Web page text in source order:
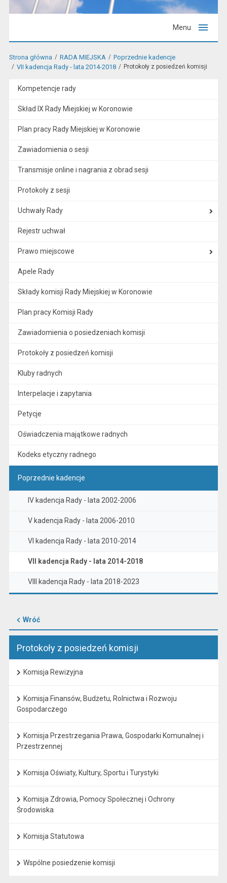
Menu
Strona główna RADA MIEJSKA
Poprzednie kadencje
VII kadencja Rady - lata 2014-2018
Protokoły z posiedzeń komisji
Kompetencje rady
Skład IX Rady Miejskiej w Koronowie
Plan pracy Rady Miejskiej w Koronowie
Zawiadomienia o sesji
Transmisje online i nagrania z obrad sesji
Protokoły z sesji
Uchwały Rady
Rejestr uchwał
Prawo miejscowe
Apele Rady
Składy komisji Rady Miejskiej w Koronowie
Plan pracy Komisji Rady
Zawiadomienia o posiedzeniach komisji
Protokoły z posiedzeń komisji
Kluby radnych
Interpelacje i zapytania
Petycje
Oświadczenia majątkowe radnych
Kodeks etyczny radnego
Poprzednie kadencje
IV kadencja Rady - lata 2002-2006
V kadencja Rady - lata 2006-2010
VI kadencja Rady - lata 2010-2014
VII kadencja Rady - lata 2014-2018
VIII kadencja Rady - lata 2018-2023
Wróć
Protokoły z posiedzeń komisji
Komisja Rewizyjna
Komisja Finansów, Budżetu, Rolnictwa i Rozwoju
Gospodarczego
Komisja Przestrzegania Prawa, Gospodarki Komunalnej i
Przestrzennej
Komisja Oświaty, Kultury, Sportu i Turystyki
Komisja Zdrowia, Pomocy Społecznej i Ochrony
Środowiska
Komisja Statutowa
Wspólne posiedzenie komisji